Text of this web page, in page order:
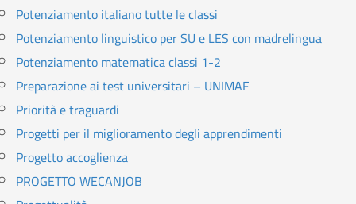
Potenziamento italiano tutte le classi
Potenziamento linguistico per SU e LES con madrelingua
Potenziamento matematica classi 1-2
Preparazione ai test universitari – UNIMAF
Priorità e traguardi
Progetti per il miglioramento degli apprendimenti
Progetto accoglienza
PROGETTO WECANJOB